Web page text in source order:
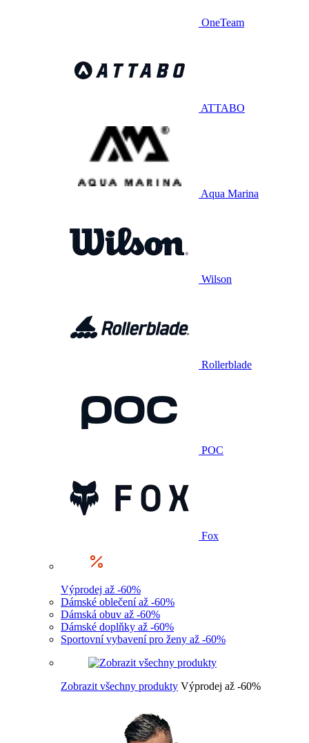
OneTeam
ATTABO
Aqua Marina
Wilson
Rollerblade
POC
Fox
Výprodej až -60%
Dámské oblečení až -60%
Dámská obuv až -60%
Dámské doplňky až -60%
Sportovní vybavení pro ženy až -60%
Zobrazit všechny produkty Výprodej až -60%